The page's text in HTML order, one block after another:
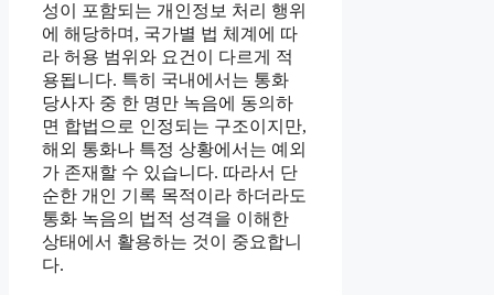
성이 포함되는 개인정보 처리 행위
에 해당하며, 국가별 법 체계에 따
라 허용 범위와 요건이 다르게 적
용됩니다. 특히 국내에서는 통화
당사자 중 한 명만 녹음에 동의하
면 합법으로 인정되는 구조이지만,
해외 통화나 특정 상황에서는 예외
가 존재할 수 있습니다. 따라서 단
순한 개인 기록 목적이라 하더라도
통화 녹음의 법적 성격을 이해한
상태에서 활용하는 것이 중요합니
다.